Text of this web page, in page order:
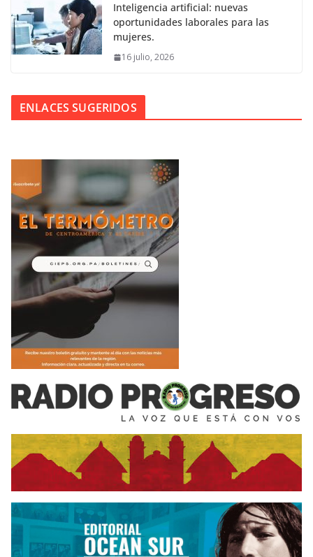
Inteligencia artificial: nuevas
oportunidades laborales para las
mujeres.
16 julio, 2026
ENLACES SUGERIDOS